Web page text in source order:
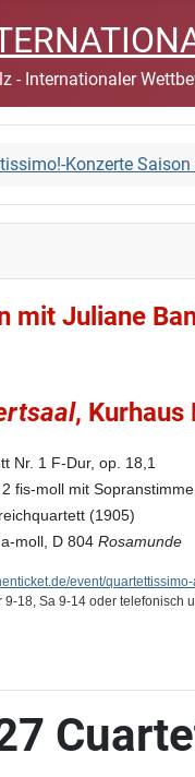
- Internationaler
Konzerte
mit Juliane
, Kurhaus
Nr. 1 F-Dur, op. 18,1
fis-moll mit
(1905)
moll, D 804 Rosamunde
event/
18, Sa 9-14 oder telefonisch